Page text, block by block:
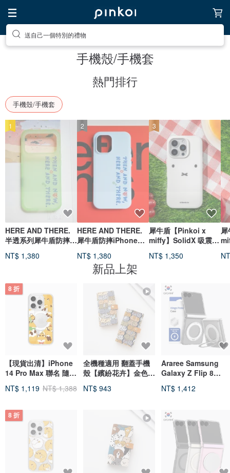
前往打造療癒的放鬆生活
手機殼/手機套
熱門排行
手機殼/手機套
HERE AND THERE.
半透系列犀牛盾防摔
NT$ 1,380
1
HERE AND THERE.
犀牛盾防摔iPhone手
NT$ 1,380
2
犀牛盾【Pinkoi x
miffy】SolidX 吸震防
Miffy
NT$ 1,350
3
花
新品上架
8 折
【現貨出清】iPhone
14 Pro Max 聯名 隨搭
NT$ 1,119 NT$ 1,388
8 折
全機種適用 翻蓋手機
殼【繽紛花卉】金色配
NT$ 943
Araree Samsung
Galaxy Z Flip 8
手機殼
NT$ 1,412